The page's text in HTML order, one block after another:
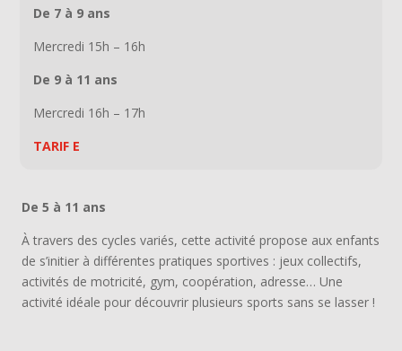
De 7 à 9 ans
Mercredi 15h – 16h
De 9 à 11 ans
Mercredi 16h – 17h
TARIF E
De 5 à 11 ans
À travers des cycles variés, cette activité propose aux enfants
de s’initier à différentes pratiques sportives : jeux collectifs,
activités de motricité, gym, coopération, adresse… Une
activité idéale pour découvrir plusieurs sports sans se lasser !